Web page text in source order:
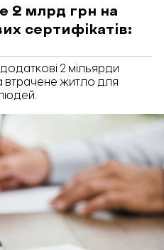
2 млрд грн на
сертифікатів:
2 мільярди
втрачене житло для